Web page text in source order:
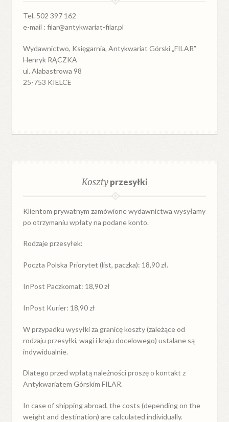
Tel. 502 397 162
e-mail : filar@antykwariat-filar.pl
Wydawnictwo, Księgarnia, Antykwariat Górski „FILAR”
Henryk RĄCZKA
ul. Alabastrowa 98
25-753 KIELCE
Kosztyprzesyłki
Klientom prywatnym zamówione wydawnictwa wysyłamy
po otrzymaniu wpłaty na podane konto.
Rodzaje przesyłek:
Poczta Polska Priorytet (list, paczka): 18,90 zł.
InPost Paczkomat: 18,90 zł
InPost Kurier: 18,90 zł
W przypadkuwysyłkiza granicękoszty (zależące od
rodzaju przesyłki, wagi i kraju docelowego) ustalane są
indywidualnie.
Dlatego przed wpłatą należności proszę o kontakt z
Antykwariatem Górskim FILAR.
In case of shipping abroad, the costs (depending on the
weight and destination) are calculated individually.